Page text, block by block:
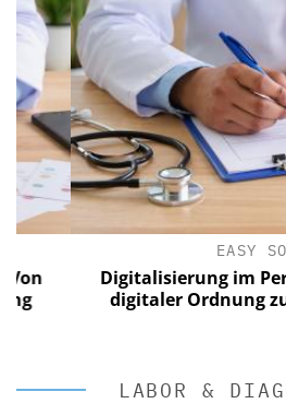
EASY
Digitalisierung im
digitaler Ordnung zur
LABOR &